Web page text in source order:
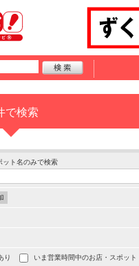
で検索
ット名のみで検索
り いま営業時間中のお店・スポット